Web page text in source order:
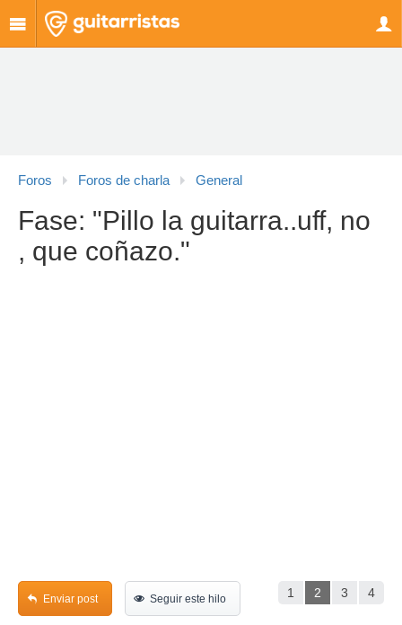
Foros Foros de charla General
Fase: "Pillo la guitarra..uff, no
, que coñazo."
1 2 3 4
Enviar post Seguir este hilo